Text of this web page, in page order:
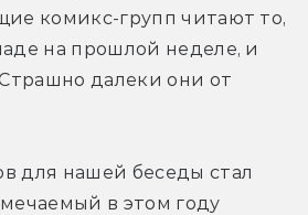
комикс-групп читают то,
на прошлой неделе, и
далеки они от
для нашей беседы стал
в этом году